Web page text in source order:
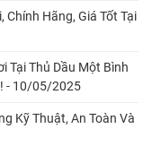
Chính Hãng, Giá Tốt Tại
Tại Thủ Dầu Một Bình
- 10/05/2025
Kỹ Thuật, An Toàn Và